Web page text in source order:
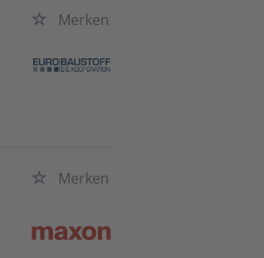
Merken
Merken